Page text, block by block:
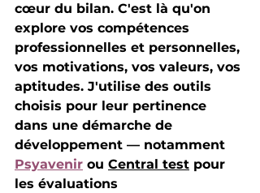
cœur du bilan. C'est là qu'on
explore vos compétences
professionnelles et personnelles,
vos motivations, vos valeurs, vos
aptitudes. J'utilise des outils
choisis pour leur pertinence
dans une démarche de
développement — notamment
Psyavenir ou Central test pour
les évaluations